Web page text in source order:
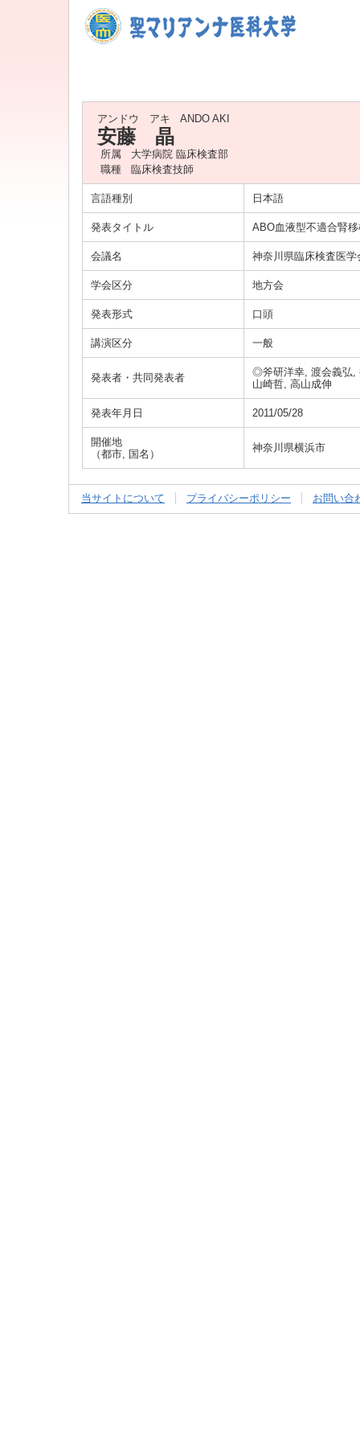
アンドウ アキ ANDO AKI
安藤 晶
所属
大学病院 臨床検査部
職種
臨床検査技師
言語種別 日本語
発表タイトル ABO血液型不適合腎
会議名 神奈川県臨床検査医学
学会区分 地方会
発表形式 口頭
講演区分 一般
発表者・共同発表者
◎斧研洋幸, 渡会義弘,
山崎哲, 高山成伸
発表年月日 2011/05/28
開催地
（都市, 国名）
神奈川県横浜市
当サイトについて プライバシーポリシー お問い合